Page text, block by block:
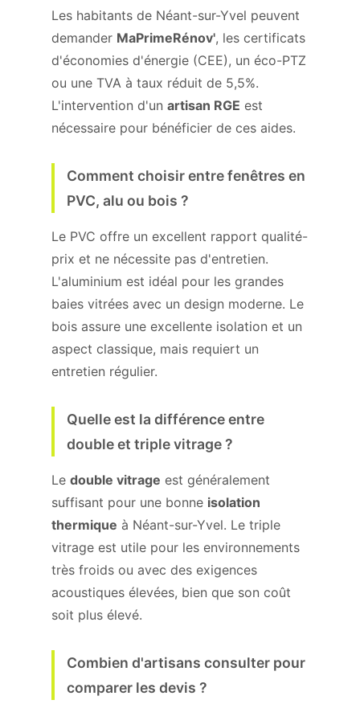
Les habitants de Néant-sur-Yvel peuvent
demander MaPrimeRénov', les certificats
d'économies d'énergie (CEE), un éco-PTZ
ou une TVA à taux réduit de 5,5%.
L'intervention d'un artisan RGE est
nécessaire pour bénéficier de ces aides.
Comment choisir entre fenêtres en
PVC, alu ou bois ?
Le PVC offre un excellent rapport qualité-
prix et ne nécessite pas d'entretien.
L'aluminium est idéal pour les grandes
baies vitrées avec un design moderne. Le
bois assure une excellente isolation et un
aspect classique, mais requiert un
entretien régulier.
Quelle est la différence entre
double et triple vitrage ?
Le double vitrage est généralement
suffisant pour une bonne isolation
thermique à Néant-sur-Yvel. Le triple
vitrage est utile pour les environnements
très froids ou avec des exigences
acoustiques élevées, bien que son coût
soit plus élevé.
Combien d'artisans consulter pour
comparer les devis ?